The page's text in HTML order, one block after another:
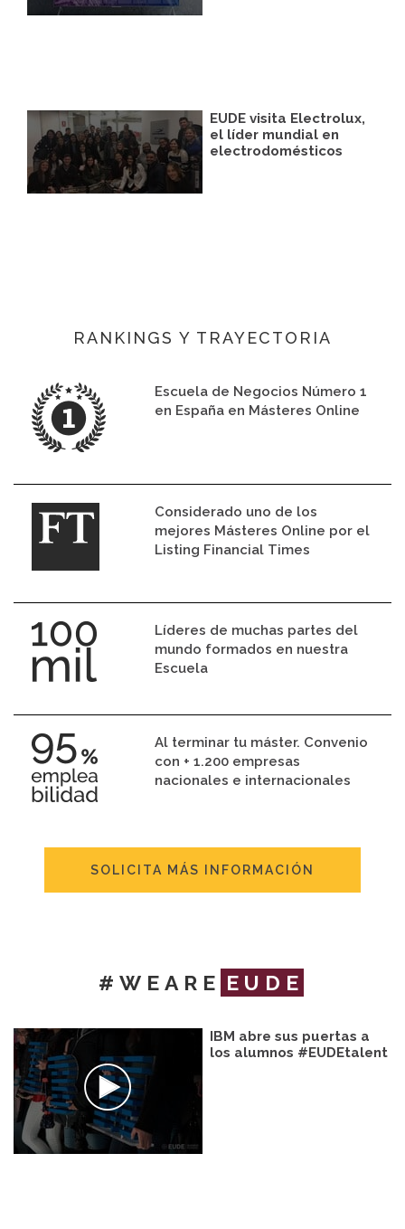
EUDE visita Electrolux,
el líder mundial en
electrodomésticos
RANKINGS Y TRAYECTORIA
Escuela de Negocios Número 1
en España en Másteres Online
Considerado uno de los
mejores Másteres Online por el
Listing Financial Times
Líderes de muchas partes del
mundo formados en nuestra
Escuela
Al terminar tu máster. Convenio
con + 1.200 empresas
nacionales e internacionales
SOLICITA MÁS INFORMACIÓN
#WEARE EUDE
IBM abre sus puertas a
los alumnos #EUDEtalent